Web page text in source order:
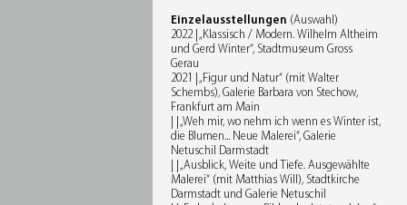
Einzelausstellungen (Auswahl)
2022 | „Klassisch / Modern. Wilhelm Altheim
und Gerd Winter“, Stadtmuseum Gross
Gerau
2021 | „Figur und Natur“ (mit Walter
Schembs), Galerie Barbara von Stechow,
Frankfurt am Main
| | „Weh mir, wo nehm ich wenn es Winter ist,
die Blumen... Neue Malerei“, Galerie
Netuschil Darmstadt
| | „Ausblick, Weite und Tiefe. Ausgewählte
Malerei“ (mit Matthias Will), Stadtkirche
Darmstadt und Galerie Netuschil